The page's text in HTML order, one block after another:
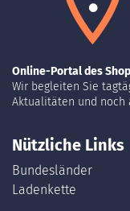
Online-Portal des
Wir begleiten Sie
Aktualitäten und noch
Nützliche Links
Bundesländer
Ladenkette